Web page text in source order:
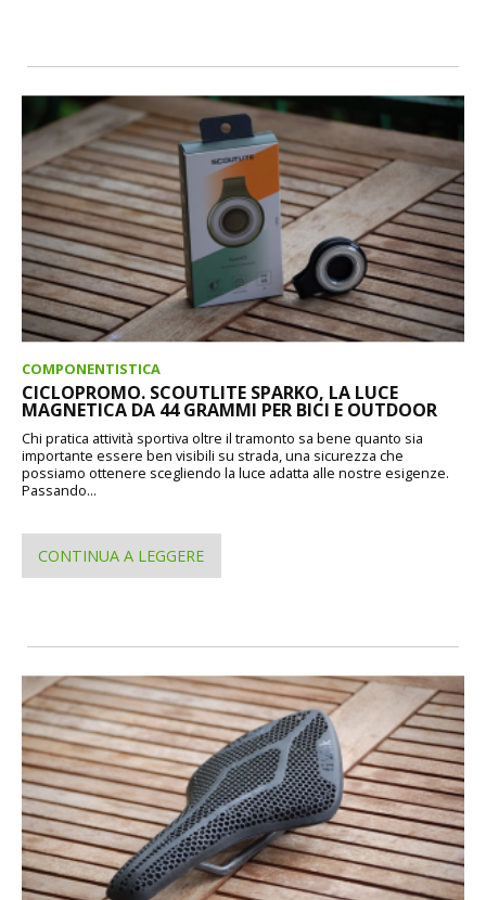
COMPONENTISTICA
CICLOPROMO. SCOUTLITE SPARKO, LA LUCE
MAGNETICA DA 44 GRAMMI PER BICI E OUTDOOR
Chi pratica attività sportiva oltre il tramonto sa bene quanto sia
importante essere ben visibili su strada, una sicurezza che
possiamo ottenere scegliendo la luce adatta alle nostre esigenze.
Passando...
CONTINUA A LEGGERE